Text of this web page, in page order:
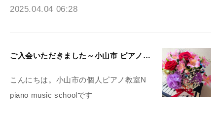
2025.04.04 06:28
ご入会いただきました～小山市 ピアノ教室N piano music school
こんにちは。小山市の個人ピアノ教室N
piano music schoolです